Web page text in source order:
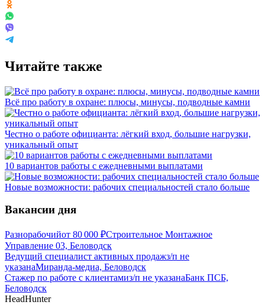
Читайте также
Всё про работу в охране: плюсы, минусы, подводные камни
Честно о работе официанта: лёгкий вход, большие нагрузки,
уникальный опыт
10 вариантов работы с ежедневными выплатами
Новые возможности: рабочих специальностей стало больше
Вакансии дня
Разнорабочийот 80 000 ₽Строительное Монтажное
Управление 03, Беловодск
Ведущий специалист активных продажз/п не
указанаМиранда-медиа, Беловодск
Стажер по работе с клиентамиз/п не указанаБанк ПСБ,
Беловодск
HeadHunter